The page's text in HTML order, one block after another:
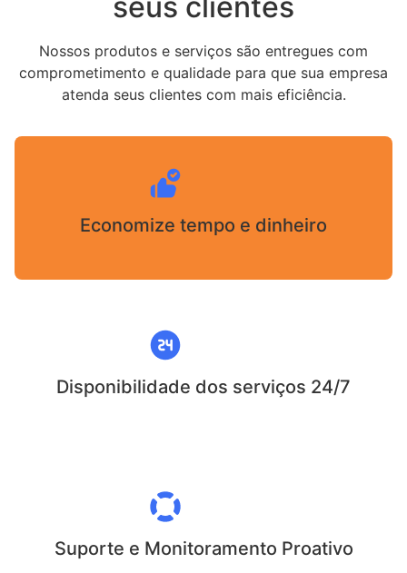
Nossos produtos e serviços são entregues com
comprometimento e qualidade para que sua empresa
atenda seus clientes com mais eficiência.
Economize tempo e dinheiro
Disponibilidade dos serviços 24/7
Suporte e Monitoramento Proativo